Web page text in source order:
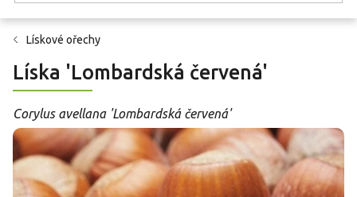
Lískové ořechy
Líska 'Lombardská červená'
Corylus avellana 'Lombardská červená'